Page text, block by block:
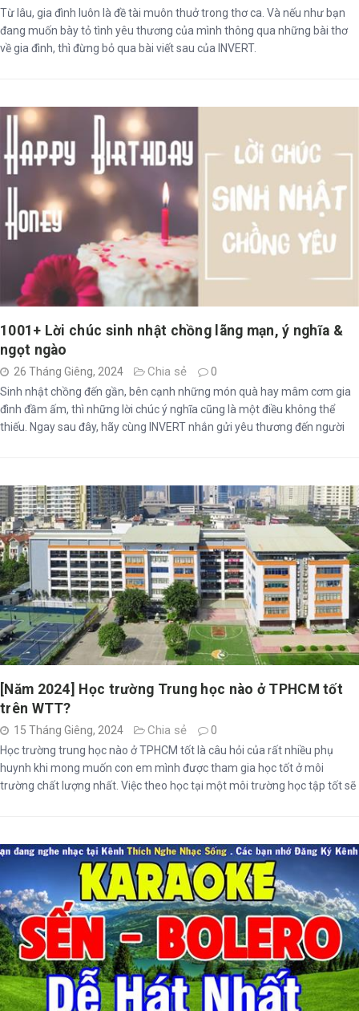
Từ lâu, gia đình luôn là đề tài muôn thuở trong thơ ca. Và nếu như bạn
đang muốn bày tỏ tình yêu thương của mình thông qua những bài thơ
về gia đình, thì đừng bỏ qua bài viết sau của INVERT.
1001+ Lời chúc sinh nhật chồng lãng mạn, ý nghĩa &
ngọt ngào
26 Tháng Giêng, 2024 Chia sẻ
0
Sinh nhật chồng đến gần, bên cạnh những món quà hay mâm cơm gia
đình đầm ấm, thì những lời chúc ý nghĩa cũng là một điều không thể
thiếu. Ngay sau đây, hãy cùng INVERT nhắn gửi yêu thương đến người
[Năm 2024] Học trường Trung học nào ở TPHCM tốt
trên WTT?
15 Tháng Giêng, 2024 Chia sẻ
0
Học trường trung học nào ở TPHCM tốt là câu hỏi của rất nhiều phụ
huynh khi mong muốn con em mình được tham gia học tốt ở môi
trường chất lượng nhất. Việc theo học tại một môi trường học tập tốt sẽ